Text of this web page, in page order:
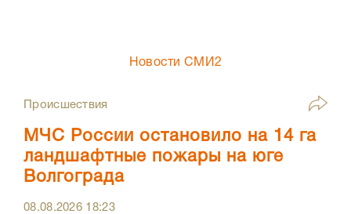
Новости СМИ2
Происшествия
МЧС России остановило на 14 га
ландшафтные пожары на юге
Волгограда
08.08.2026 18:23